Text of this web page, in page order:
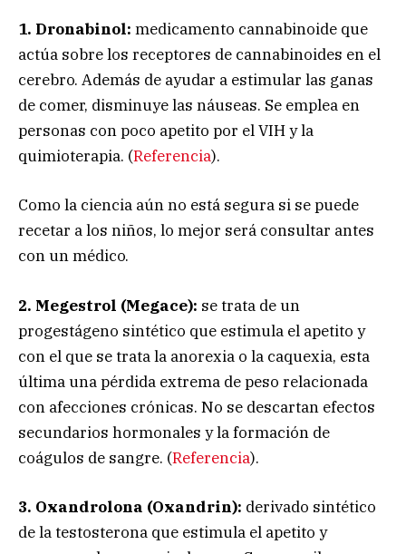
1. Dronabinol: medicamento cannabinoide que
actúa sobre los receptores de cannabinoides en el
cerebro. Además de ayudar a estimular las ganas
de comer, disminuye las náuseas. Se emplea en
personas con poco apetito por el VIH y la
quimioterapia. (Referencia).
Como la ciencia aún no está segura si se puede
recetar a los niños, lo mejor será consultar antes
con un médico.
2. Megestrol (Megace): se trata de un
progestágeno sintético que estimula el apetito y
con el que se trata la anorexia o la caquexia, esta
última una pérdida extrema de peso relacionada
con afecciones crónicas. No se descartan efectos
secundarios hormonales y la formación de
coágulos de sangre. (Referencia).
3. Oxandrolona (Oxandrin): derivado sintético
de la testosterona que estimula el apetito y